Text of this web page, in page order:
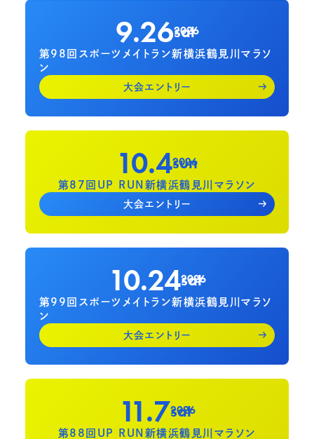
9.262026
sat
第98回スポーツメイトラン新横浜鶴見川マラソ
ン
大会エントリー
10.42026
sun
第87回UP RUN新横浜鶴見川マラソン
大会エントリー
10.242026
sat
第99回スポーツメイトラン新横浜鶴見川マラソ
ン
大会エントリー
11.72026
sat
第88回UP RUN新横浜鶴見川マラソン